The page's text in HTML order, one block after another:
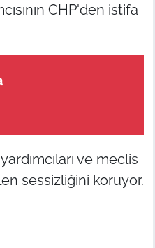
CHP'den istifa
ve meclis
sessizliğini koruyor.